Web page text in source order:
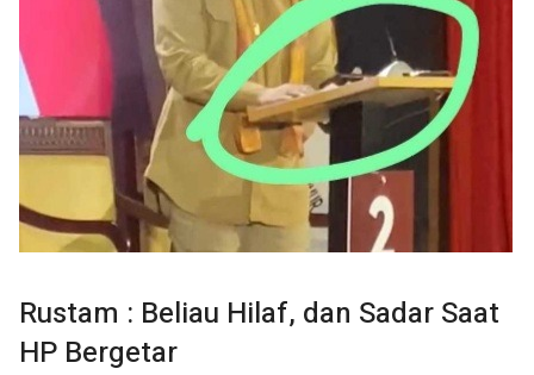
Rustam : Beliau Hilaf, dan Sadar Saat
HP Bergetar